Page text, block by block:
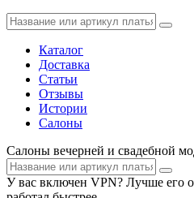
Каталог
Доставка
Статьи
Отзывы
Истории
Салоны
Салоны вечерней и свадебной
У вас включен VPN? Лучше его